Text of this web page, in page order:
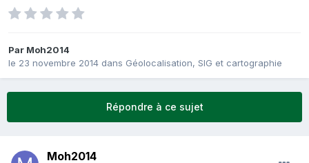
Par Moh2014
le 23 novembre 2014 dans Géolocalisation, SIG et cartographie
Répondre à ce sujet
Moh2014